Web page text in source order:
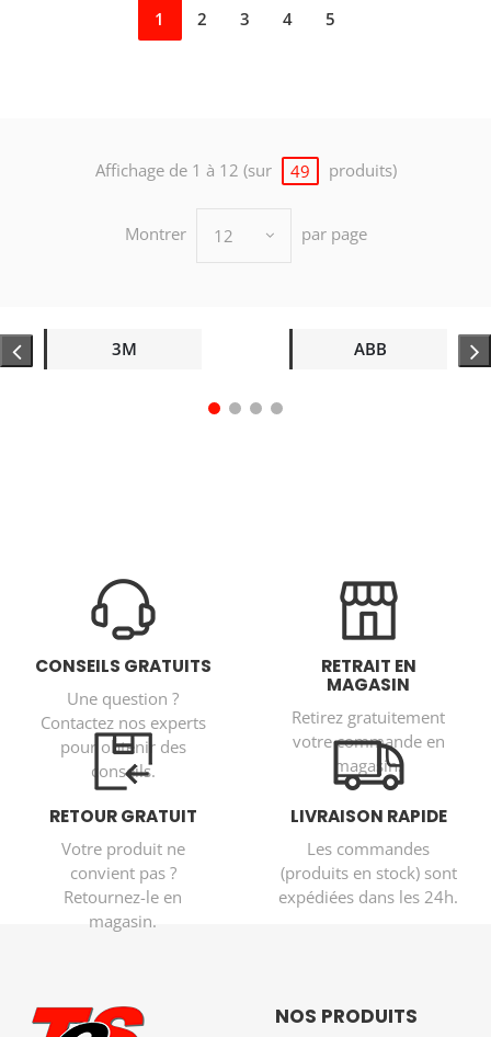
1 2 3 4 5
Affichage de 1 à 12 (sur 49 produits)
Montrer 12 par page
3M ABB
CONSEILS GRATUITS
Une question ?
Contactez nos experts
pour obtenir des
conseils.
RETRAIT EN
MAGASIN
Retirez gratuitement
votre commande en
magasin.
RETOUR GRATUIT
Votre produit ne
convient pas ?
Retournez-le en
magasin.
LIVRAISON RAPIDE
Les commandes
(produits en stock) sont
expédiées dans les 24h.
NOS PRODUITS